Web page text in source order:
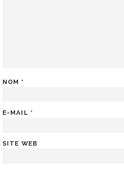
NOM *
E-MAIL *
SITE WEB